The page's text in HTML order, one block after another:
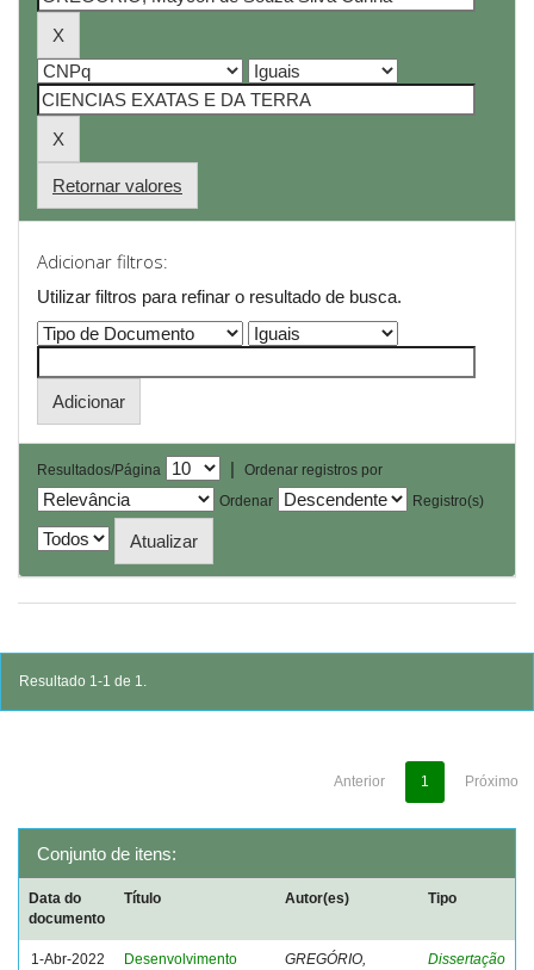
Retornar valores
Adicionar filtros:
Utilizar filtros para refinar o resultado de busca.
Resultados/Página |
Ordenar registros por
Ordenar
Registro(s)
Resultado 1-1 de 1.
Anterior 1 Próximo
Conjunto de itens:
Data do
documento
Título Autor(es) Tipo
1-Abr-2022
Desenvolvimento
GREGÓRIO,
Dissertação